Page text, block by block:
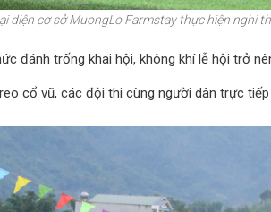
diện cơ sở MuongLo Farmstay thực hiện nghi
đánh trống khai hội, không khí lễ hội trở
cổ vũ, các đội thi cùng người dân trực